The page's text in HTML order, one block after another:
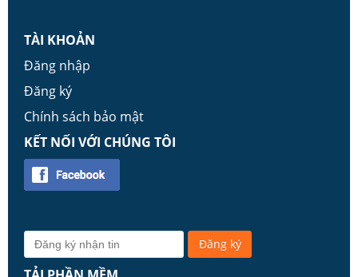
TÀI KHOẢN
Đăng nhập
Đăng ký
Chính sách bảo mật
KẾT NỐI VỚI CHÚNG TÔI